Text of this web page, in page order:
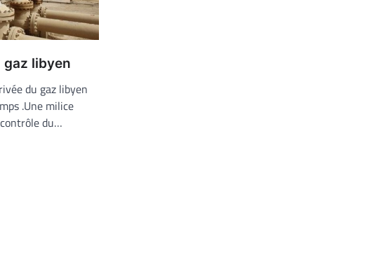
gaz libyen
du gaz libyen
.Une milice
du…